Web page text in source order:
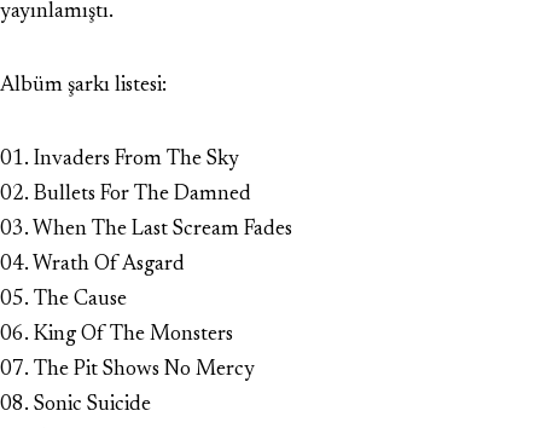
yayınlamıştı.
Albüm şarkı listesi:
01. Invaders From The Sky
02. Bullets For The Damned
03. When The Last Scream Fades
04. Wrath Of Asgard
05. The Cause
06. King Of The Monsters
07. The Pit Shows No Mercy
08. Sonic Suicide